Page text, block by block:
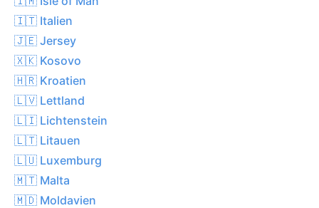
🇮🇹 Italien
🇯🇪 Jersey
🇽🇰 Kosovo
🇭🇷 Kroatien
🇱🇻 Lettland
🇱🇮 Lichtenstein
🇱🇹 Litauen
🇱🇺 Luxemburg
🇲🇹 Malta
🇲🇩 Moldavien